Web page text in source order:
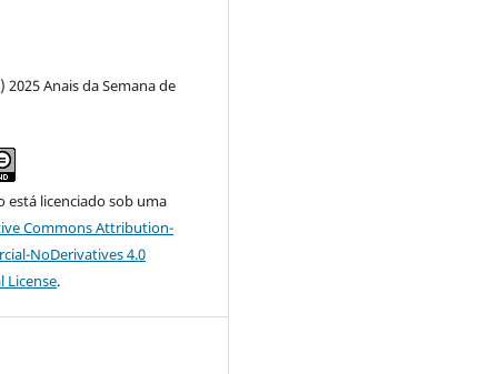
Anais da Semana de
está licenciado sob uma
Commons Attribution-
NoDerivatives 4.0
License.